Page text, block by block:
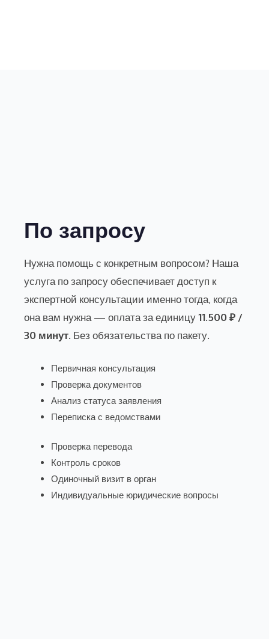
По запросу
Нужна помощь с конкретным вопросом? Наша
услуга по запросу обеспечивает доступ к
экспертной консультации именно тогда, когда
она вам нужна — оплата за единицу11.500 ₽ /
30 минут. Без обязательства по пакету.
Первичная консультация
Проверка документов
Анализ статуса заявления
Переписка с ведомствами
Проверка перевода
Контроль сроков
Одиночный визит в орган
Индивидуальные юридические вопросы